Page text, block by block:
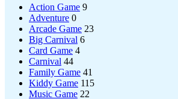
Action Game 9
Adventure 0
Arcade Game 23
Big Carnival 6
Card Game 4
Carnival 44
Family Game 41
Kiddy Game 115
Music Game 22